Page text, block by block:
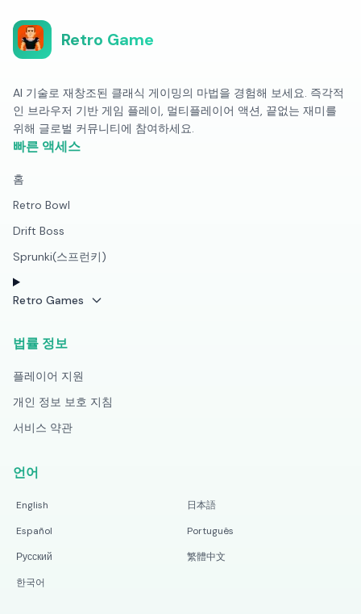
Retro Game
AI 기술로 재창조된 클래식 게이밍의 마법을 경험해 보세요. 즉각적
인 브라우저 기반 게임 플레이, 멀티플레이어 액션, 끝없는 재미를
위해 글로벌 커뮤니티에 참여하세요.
빠른 액세스
홈
Retro Bowl
Drift Boss
Sprunki(스프런키)
Retro Games
법률 정보
플레이어 지원
개인 정보 보호 지침
서비스 약관
언어
English
日本語
Español
Português
Русский
繁體中文
한국어